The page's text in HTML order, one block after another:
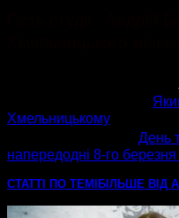
Хмельницькому
День
напередодні 8-го
СТАТТІ ПО ТЕМІ БІЛЬШЕ ВІД